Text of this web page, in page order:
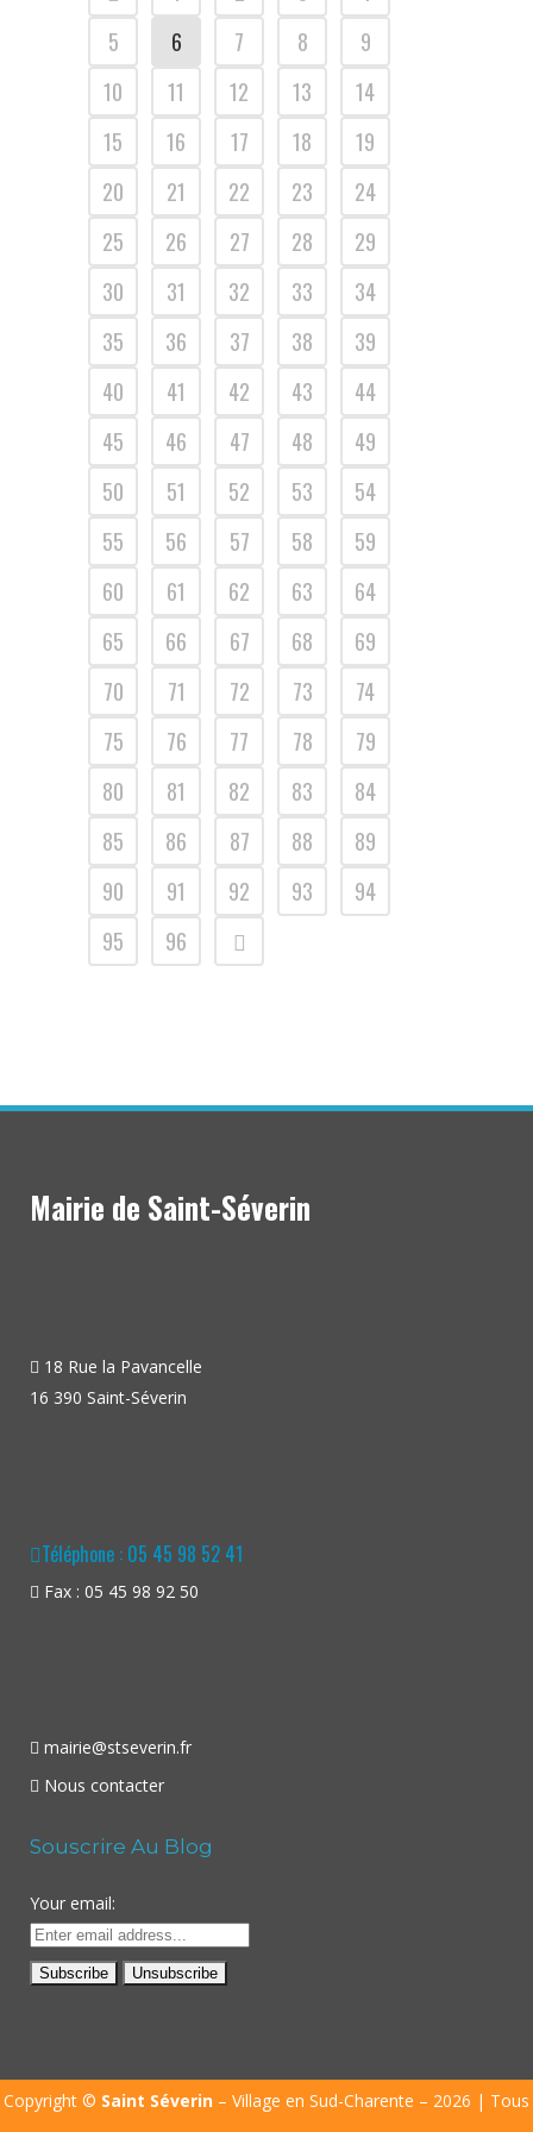
5
6 7 8
9
10
11 12 13
14
15
16 17 18
19
20
21 22 23
24
25
26 27 28
29
30
31 32 33
34
35
36 37 38
39
40
41 42 43
44
45
46 47 48
49
50
51 52 53
54
55
56 57 58
59
60
61 62 63
64
65
66 67 68
69
70
71 72 73
74
75
76 77 78
79
80
81 82 83
84
85
86 87 88
89
90
91 92 93
94
95
96
Mairie de Saint-Séverin
18 Rue la Pavancelle
16 390 Saint-Séverin
Téléphone : 05 45 98 52 41
Fax : 05 45 98 92 50
mairie@stseverin.fr
Nous contacter
Souscrire Au Blog
Your email:
Copyright © Saint Séverin – Village en Sud-Charente – 2026 | Tous